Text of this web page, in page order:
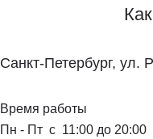
Санкт-Петербург, ул.
Время работы
Пн - Пт с 11:00 до 20:00